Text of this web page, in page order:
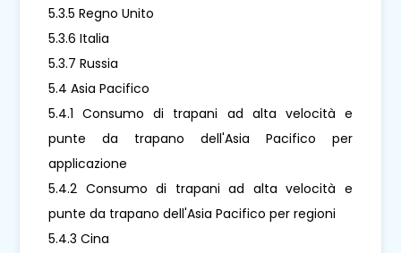
5.3.5 Regno Unito
5.3.6 Italia
5.3.7 Russia
5.4 Asia Pacifico
5.4.1 Consumo di trapani ad alta velocità e
punte da trapano dell'Asia Pacifico per
applicazione
5.4.2 Consumo di trapani ad alta velocità e
punte da trapano dell'Asia Pacifico per regioni
5.4.3 Cina